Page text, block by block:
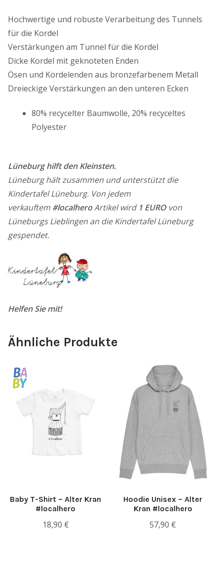
Hochwertige und robuste Verarbeitung des Tunnels
für die Kordel
Verstärkungen am Tunnel für die Kordel
Dicke Kordel mit geknoteten Enden
Ösen und Kordelenden aus bronzefarbenem Metall
Dreieckige Verstärkungen an den unteren Ecken
80% recycelter Baumwolle, 20% recyceltes
Polyester
Lüneburg hilft den Kleinsten.
Lüneburg hält zusammen und unterstützt die
Kindertafel Lüneburg. Von jedem
verkauftem #localheroArtikel wird 1 EUROvon
Lüneburgs Lieblingen an die Kindertafel Lüneburg
gespendet.
Helfen Sie mit!
Ähnliche Produkte
Baby T-Shirt – Alter Kran
#localhero
18,90 €
Hoodie Unisex – Alter
Kran #localhero
57,90 €